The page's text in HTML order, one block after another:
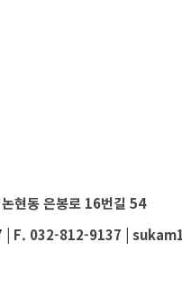
현동 은봉로 16번길 54
| F. 032-812-9137 |